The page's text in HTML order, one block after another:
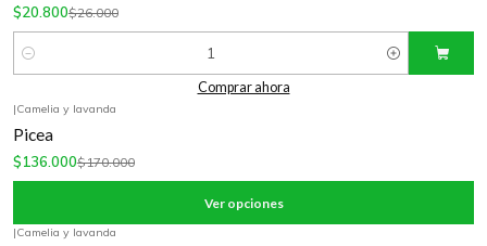
$20.800$26.000
Cantidad
Comprar ahora
|Camelia y lavanda
Picea
$136.000$170.000
Ver opciones
|Camelia y lavanda